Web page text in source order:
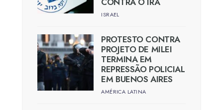
ISRAEL
PROTESTO CONTRA
PROJETO DE MILEI
TERMINA EM
REPRESSÃO POLICIAL
EM BUENOS AIRES
AMÉRICA LATINA